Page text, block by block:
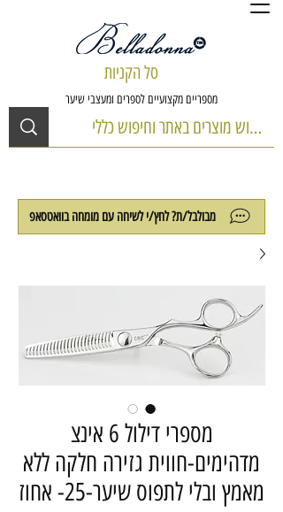
סל הקניות
מספריים מקצועיים לספרים ומעצבי שיער
מבולבל/ת? לחץ/י לשיחה עם מומחה בוואטסאפ
מספרי דילול 6 אינצ
מדהימים-חווית גזירה חלקה ללא
מאמץ ובלי לתפוס שיער-25- אחוז